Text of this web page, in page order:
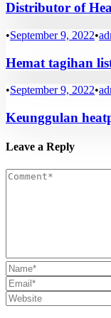
Distributor of
•September 9, 2022•
Hemat tagihan
•September 9, 2022•
Keunggulan
Leave a Reply